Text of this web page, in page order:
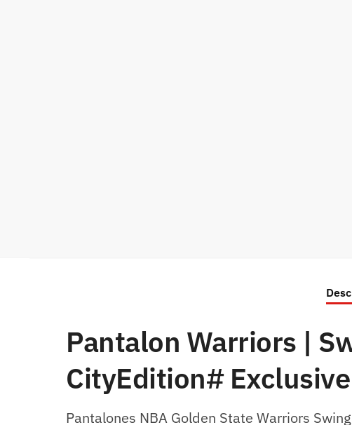
Pantalon Warriors |
CityEdition#
Pantalones NBA Golden State Warriors